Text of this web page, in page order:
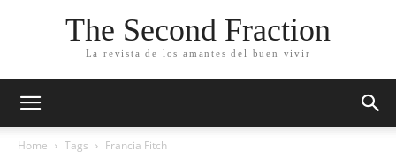
The Second Fraction
La revista de los amantes del buen vivir
Home Tags Francia Fitch